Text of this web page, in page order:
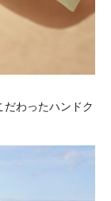
わったハンドク